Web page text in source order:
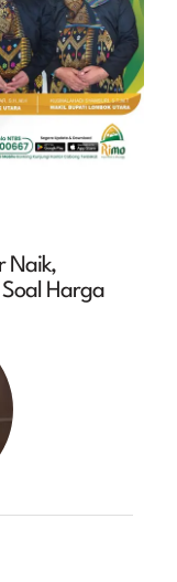
Naik,
Soal Harga